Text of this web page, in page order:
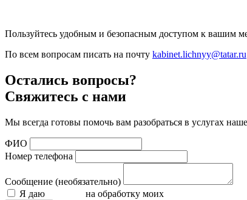
Пользуйтесь удобным и безопасным доступом к вашим
По всем вопросам писать на почту kabinet.lichnyy@tatar.ru
Остались вопросы?
Свяжитесь с нами
Мы всегда готовы помочь вам разобраться в услугах
ФИО
Номер телефона
Сообщение (необязательно)
Я даю
на обработку моих